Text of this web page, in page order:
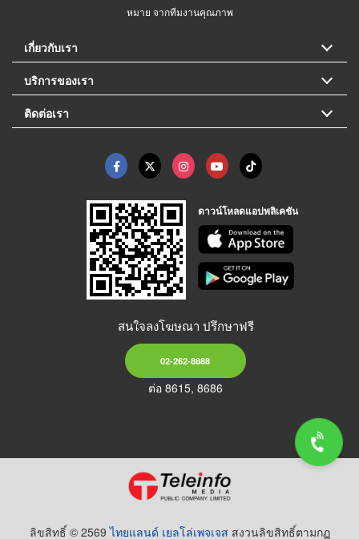
หมาย จากทีมงานคุณภาพ
เกี่ยวกับเรา
บริการของเรา
ติดต่อเรา
ดาวน์โหลดแอปพลิเคชัน
สนใจลงโฆษณา ปรึกษาฟรี
02-262-8888
ต่อ 8615, 8686
ลิขสิทธิ์ © 2569ไทยแลนด์ เยลโล่เพจเจส สงวนลิขสิทธิ์ตามกฏ